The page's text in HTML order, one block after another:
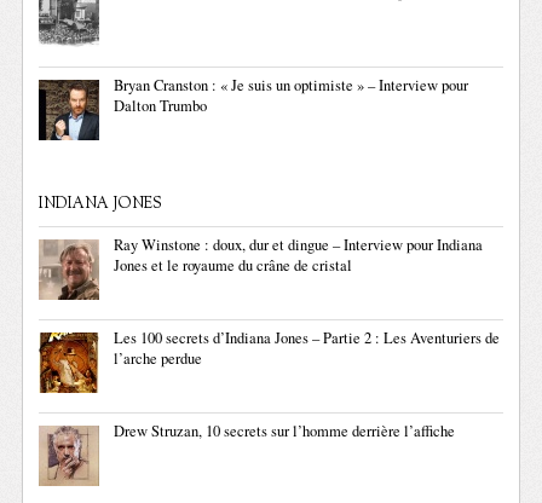
Bryan Cranston : « Je suis un optimiste » – Interview pour
Dalton Trumbo
INDIANA JONES
Ray Winstone : doux, dur et dingue – Interview pour Indiana
Jones et le royaume du crâne de cristal
Les 100 secrets d’Indiana Jones – Partie 2 : Les Aventuriers de
l’arche perdue
Drew Struzan, 10 secrets sur l’homme derrière l’affiche